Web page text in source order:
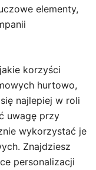
elementy,
korzyści
hurtowo,
najlepiej w roli
uwagę przy
wykorzystać je
Znajdziesz
personalizacji